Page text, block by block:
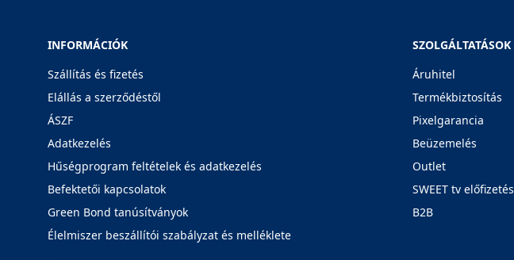
INFORMÁCIÓK
Szállítás és fizetés
Elállás a szerződéstől
ÁSZF
Adatkezelés
Hűségprogram feltételek és adatkezelés
Befektetői kapcsolatok
Green Bond tanúsítványok
Élelmiszer beszállítói szabályzat és melléklete
SZOLGÁLTATÁSOK
Áruhitel
Termékbiztosítás
Pixelgarancia
Beüzemelés
Outlet
SWEET tv előfizetés
B2B